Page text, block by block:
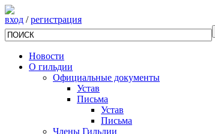
вход /регистрация
Новости
О гильдии
Официальные документы
Устав
Письма
Устав
Письма
Члены Гильдии